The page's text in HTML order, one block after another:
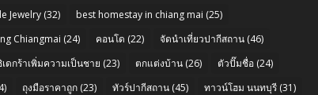
Jewelry (32) best homestay in chiang mai (25)
Chiangmai (24) คอนโด (22) จัดนำเที่ยวปากีสถาน (46)
ดกร้าเพิ่มความเป็นชาย (23) ตกแต่งบ้าน (26) ตัวปั๊มชื่อ (24)
ถุงมือราคาถูก (23) ทัวร์ปากีสถาน (45) ทาวน์โฮม นนทบุรี (31)